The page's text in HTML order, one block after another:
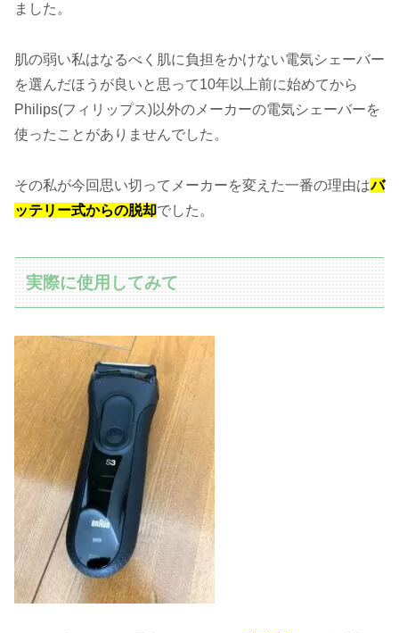
ました。
肌の弱い私はなるべく肌に負担をかけない電気シェーバー
を選んだほうが良いと思って10年以上前に始めてから
Philips(フィリップス)以外のメーカーの電気シェーバーを
使ったことがありませんでした。
その私が今回思い切ってメーカーを変えた一番の理由はバ
ッテリー式からの脱却でした。
実際に使用してみて